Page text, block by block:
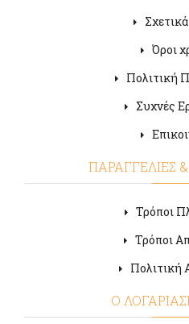
Όροι
Πολιτική
Συχνές
ΠΑΡΑΓΓΕΛΙΕΣ
Τρόποι
Τρόποι
Πολιτική
Ο